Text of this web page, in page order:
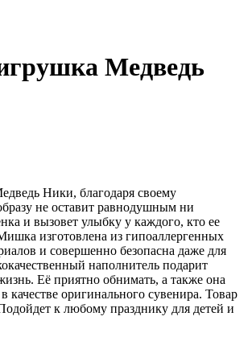
Медведь
Ники, благодаря своему
не оставит равнодушным ни
и вызовет улыбку у каждого, кто ее
изготовлена из гипоаллергенных
и совершенно безопасна даже для
наполнитель подарит
Её приятно обнимать, а также она
качестве оригинального сувенира. Товар
к любому празднику для детей и